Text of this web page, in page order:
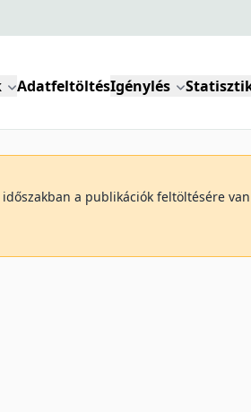
AdatfeltöltésIgénylés
a publikációk feltöltésére